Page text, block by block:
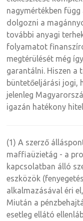
nagymértékben
dolgozni a
további anyagi
folyamatot
megtérülését még
garantálni. Hiszen a
büntetőeljárási jogi,
jelenleg
igazán hatékony
(1) A szerző
maffiaüzietág - a
kapcsolatban álló
eszközök
alkalmazásával éri
Miután a
esetleg ellátó